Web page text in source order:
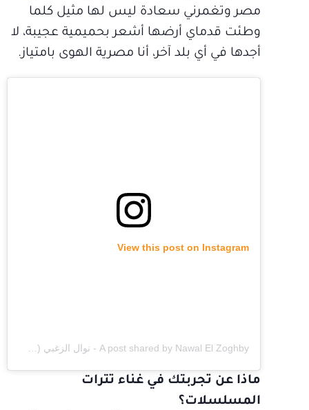
مصر وتغمرني سعادة ليس لها مثيل كلما
وطئت قدماي أرضها أشعر بحميمية عجيبة، لا
أجدها في أي بلد آخر، أنا مصرية الهوى بامتياز.
View this post on Instagram
A post shared by Nawal El Zoghby - نوال الزغبي (@nawalelzoghbi)
ماذا عن تجربتك في غناء تترات
المسلسلات؟